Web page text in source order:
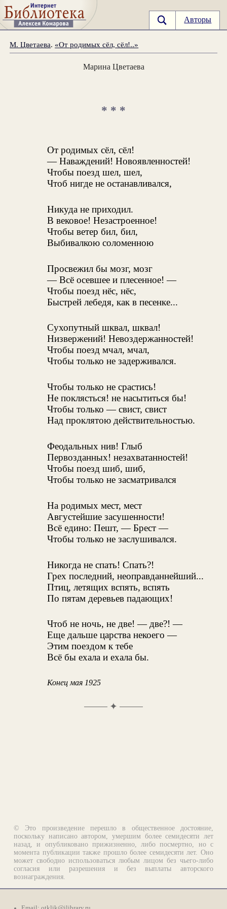
Авторы
М. Цветаева. «От родимых сёл, сёл!..»
Марина Цветаева
* * *
От родимых сёл, сёл!
— Наваждений! Новоявленностей!
Чтобы поезд шел, шел,
Чтоб нигде не останавливался,
Никуда не приходил.
В вековое! Незастроенное!
Чтобы ветер бил, бил,
Выбивалкою соломенною
Просвежил бы мозг, мозг
— Всё осевшее и плесенное! —
Чтобы поезд нёс, нёс,
Быстрей лебедя, как в песенке...
Сухопутный шквал, шквал!
Низвержений! Невоздержанностей!
Чтобы поезд мчал, мчал,
Чтобы только не задерживался.
Чтобы только не срастись!
Не поклясться! не насытиться бы!
Чтобы только — свист, свист
Над проклятою действительностью.
Феодальных нив! Глыб
Первозданных! незахватанностей!
Чтобы поезд шиб, шиб,
Чтобы только не засматривался
На родимых мест, мест
Августейшие засушенности!
Всё едино: Пешт, — Брест —
Чтобы только не заслушивался.
Никогда не спать! Спать?!
Грех последний, неоправданнейший...
Птиц, летящих вспять, вспять
По пятам деревьев падающих!
Чтоб не ночь, не две! — две?! —
Еще дальше царства некоего —
Этим поездом к тебе
Всё бы ехала и ехала бы.
Конец мая 1925
✦
© Это произведение перешло в общественное достояние,
поскольку написано автором, умершим более семидесяти лет
назад, и опубликовано прижизненно, либо посмертно, но с
момента публикации также прошло более семидесяти лет. Оно
может свободно использоваться любым лицом без чьего-либо
согласия или разрешения и без выплаты авторского
вознаграждения.